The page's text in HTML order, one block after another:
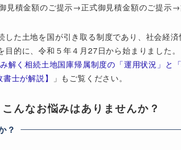
見積金額のご提示→正式御見積金額のご提示→
した土地を国が引き取る制度であり、社会経
的に、令和５年４月27日から始まりました。
解く相続土地国庫帰属制度の「運用状況」と
士が解説】
」もご覧ください。
こんなお悩みはありませんか？
？